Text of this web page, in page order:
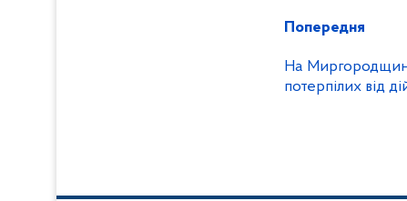
Попередня
На
потерпілих від